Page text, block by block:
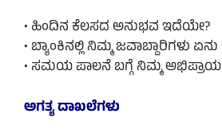
• ಹಿಂದಿನ ಕೆಲಸದ ಅನುಭವ ಇದೆಯೇ?
• ಬ್ಯಾಂಕಿನಲ್ಲಿ ನಿಮ್ಮ ಜವಾಬ್ದಾರಿಗಳು
• ಸಮಯ ಪಾಲನೆ ಬಗ್ಗೆ ನಿಮ್ಮ ಅಭಿಪ್ರಾಯ
ಅಗತ್ಯ ದಾಖಲೆಗಳು